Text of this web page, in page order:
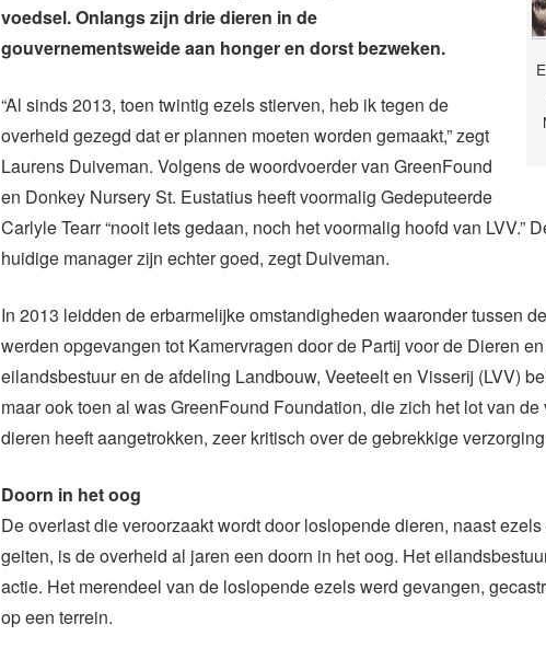
voedsel. Onlangs zijn drie dieren in de
gouvernementsweide aan honger en dorst bezweken.
“Al sinds 2013, toen twintig ezels stierven, heb ik tegen de
overheid gezegd dat er plannen moeten worden gemaakt,” zegt
Laurens Duiveman. Volgens de woordvoerder van GreenFound
en Donkey Nursery St. Eustatius heeft voormalig Gedeputeerde
Carlyle Tearr “nooit iets gedaan, noch het voormalig hoofd van LVV.”
huidige manager zijn echter goed, zegt Duiveman.
In 2013 leidden de erbarmelijke omstandigheden waaronder tussen
werden opgevangen tot Kamervragen door de Partij voor de Dieren
eilandsbestuur en de afdeling Landbouw, Veeteelt en Visserij (LVV)
maar ook toen al was GreenFound Foundation, die zich het lot van
dieren heeft aangetrokken, zeer kritisch over de gebrekkige
Doorn in het oog
De overlast die veroorzaakt wordt door loslopende dieren, naast
geiten, is de overheid al jaren een doorn in het oog. Het
actie. Het merendeel van de loslopende ezels werd gevangen,
op een terrein.